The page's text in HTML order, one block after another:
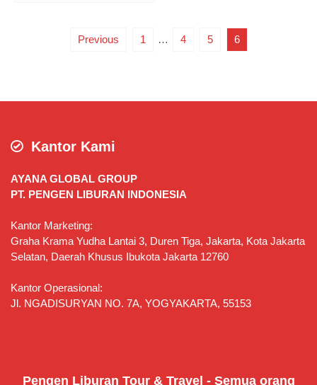
Previous 1 … 4 5 6
Kantor Kami
AYANA GLOBAL GROUP
PT. PENGEN LIBURAN INDONESIA
Kantor Marketing:
Graha Krama Yudha Lantai 3, Duren Tiga, Jakarta, Kota Jakarta
Selatan, Daerah Khusus Ibukota Jakarta 12760
Kantor Operasional:
Jl. NGADISURYAN NO. 7A, YOGYAKARTA, 55153
Pengen Liburan Tour & Travel - Semua orang